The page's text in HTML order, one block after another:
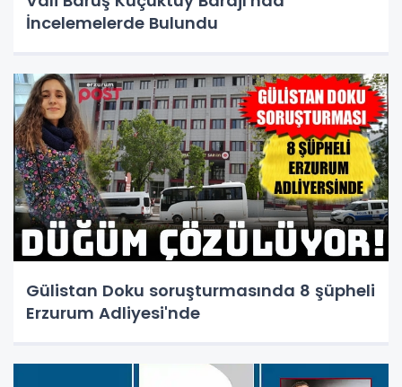
İncelemelerde Bulundu
Gülistan Doku soruşturmasında 8 şüpheli
Erzurum Adliyesi'nde